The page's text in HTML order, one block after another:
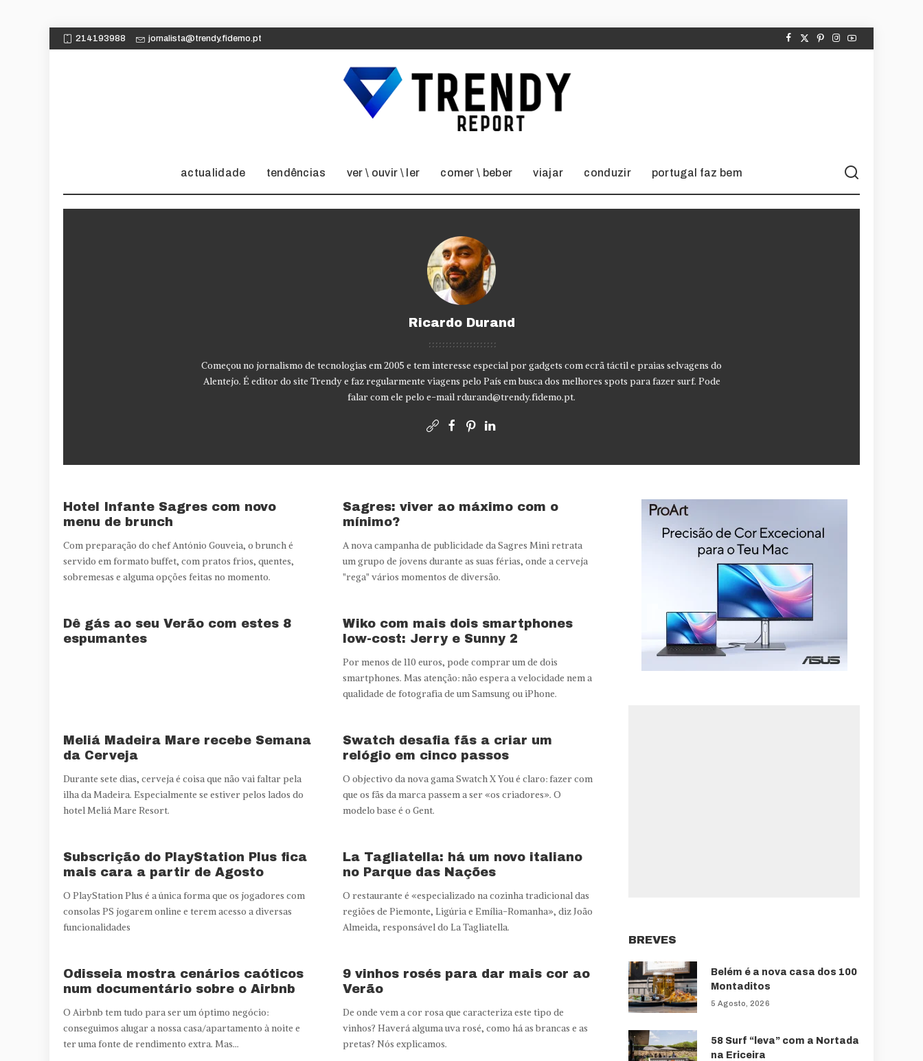
214193988 jornalista@trendy.fidemo.pt
actualidade tendências ver \ ouvir \ ler comer \ beber viajar conduzir portugal faz bem
Ricardo Durand
Começou no jornalismo de tecnologias em 2005 e tem interesse especial por gadgets com ecrã táctil e praias selvagens do
Alentejo. É editor do site Trendy e faz regularmente viagens pelo País em busca dos melhores spots para fazer surf. Pode
falar com ele pelo e-mailrdurand@trendy.fidemo.pt.
Hotel Infante Sagres com novo
menu de brunch
Com preparação do chef António Gouveia, o brunch é
servido em formato buffet, com pratos frios, quentes,
sobremesas e alguma opções feitas no momento.
Sagres: viver ao máximo com o
mínimo?
A nova campanha de publicidade da Sagres Mini retrata
um grupo de jovens durante as suas férias, onde a cerveja
"rega" vários momentos de diversão.
Dê gás ao seu Verão com estes 8
espumantes
Wiko com mais dois smartphones
low-cost: Jerry e Sunny 2
Por menos de 110 euros, pode comprar um de dois
smartphones. Mas atenção: não espera a velocidade nem a
qualidade de fotografia de um Samsung ou iPhone.
Meliá Madeira Mare recebe Semana
da Cerveja
Durante sete dias, cerveja é coisa que não vai faltar pela
ilha da Madeira. Especialmente se estiver pelos lados do
hotel Meliá Mare Resort.
Swatch desafia fãs a criar um
relógio em cinco passos
O objectivo da nova gama Swatch X You é claro: fazer com
que os fãs da marca passem a ser «os criadores». O
modelo base é o Gent.
Subscrição do PlayStation Plus fica
mais cara a partir de Agosto
O PlayStation Plus é a única forma que os jogadores com
consolas PS jogarem online e terem acesso a diversas
funcionalidades
La Tagliatella: há um novo italiano
no Parque das Nações
O restaurante é «especializado na cozinha tradicional das
regiões de Piemonte, Ligúria e Emília-Romanha», diz João
Almeida, responsável do La Tagliatella.
Odisseia mostra cenários caóticos
num documentário sobre o Airbnb
O Airbnb tem tudo para ser um óptimo negócio:
conseguimos alugar a nossa casa/apartamento à noite e
ter uma fonte de rendimento extra. Mas...
9 vinhos rosés para dar mais cor ao
Verão
De onde vem a cor rosa que caracteriza este tipo de
vinhos? Haverá alguma uva rosé, como há as brancas e as
pretas? Nós explicamos.
BREVES
Belém é a nova casa dos 100
Montaditos
5 Agosto, 2026
58 Surf “leva” com a Nortada
na Ericeira